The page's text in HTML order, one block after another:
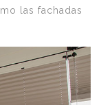
las fachadas